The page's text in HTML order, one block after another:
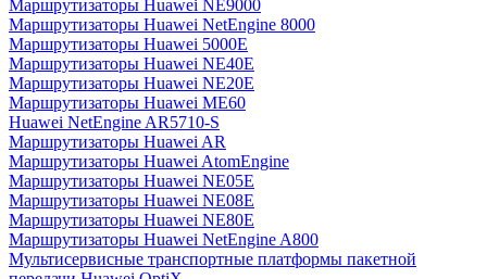
Маршрутизаторы Huawei NE9000
Маршрутизаторы Huawei NetEngine 8000
Маршрутизаторы Huawei 5000E
Маршрутизаторы Huawei NE40E
Маршрутизаторы Huawei NE20E
Маршрутизаторы Huawei ME60
Huawei NetEngine AR5710-S
Маршрутизаторы Huawei AR
Маршрутизаторы Huawei AtomEngine
Маршрутизаторы Huawei NE05E
Маршрутизаторы Huawei NE08E
Маршрутизаторы Huawei NE80E
Маршрутизаторы Huawei NetEngine A800
Мультисервисные транспортные платформы пакетной